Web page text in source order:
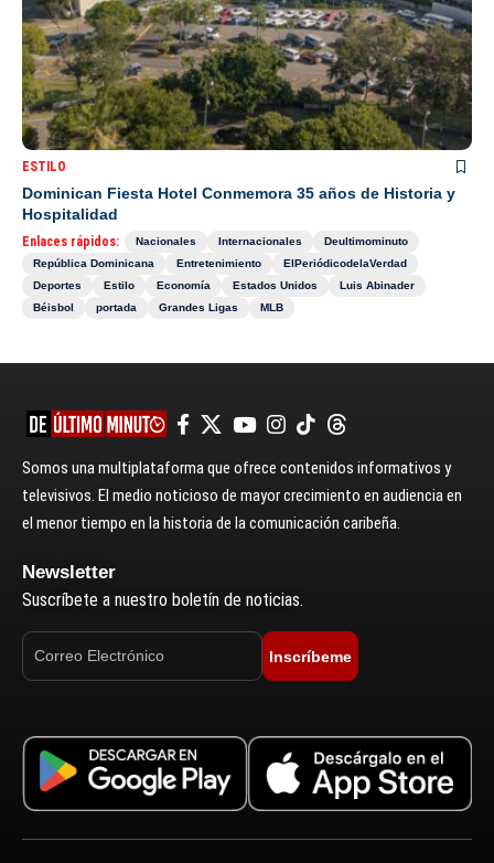
ESTILO
Dominican Fiesta Hotel Conmemora 35 años de Historia y
Hospitalidad
Enlaces rápidos: Nacionales Internacionales
Deultimominuto
República Dominicana
Entretenimiento
ElPeriódicodelaVerdad
Deportes
Estilo Economía Estados Unidos
Luis Abinader
Béisbol
portada Grandes Ligas MLB
Somos una multiplataforma que ofrece contenidos informativos y
televisivos. El medio noticioso de mayor crecimiento en audiencia en
el menor tiempo en la historia de la comunicación caribeña.
Newsletter
Suscríbete a nuestro boletín de noticias.
Inscríbeme